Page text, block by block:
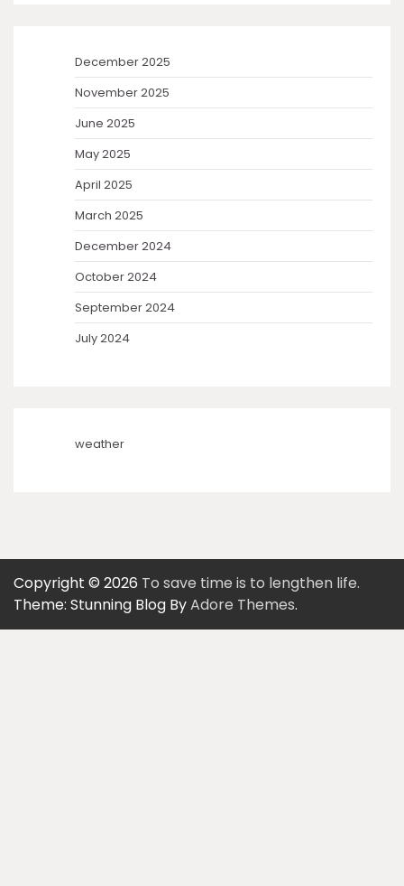
December 2025
November 2025
June 2025
May 2025
April 2025
March 2025
December 2024
October 2024
September 2024
July 2024
weather
Copyright © 2026 To save time is to lengthen life.
Theme: Stunning Blog ByAdore Themes.